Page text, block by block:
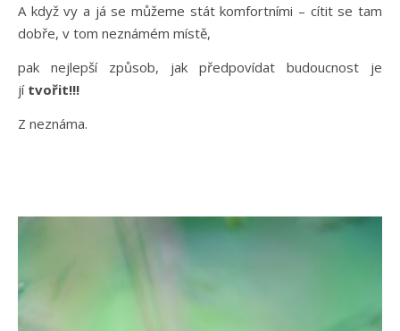
A když vy a já se můžeme stát komfortními – cítit se tam
dobře, v tom neznámém místě,
pak nejlepší způsob, jak předpovídat budoucnost je
jí tvořit!!!
Z neznáma.